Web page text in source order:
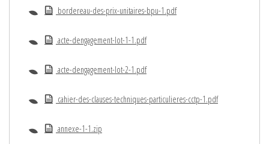
bordereau-des-prix-unitaires-bpu-1.pdf
acte-dengagement-lot-1-1.pdf
acte-dengagement-lot-2-1.pdf
cahier-des-clauses-techniques-particulieres-cctp-1.pdf
annexe-1-1.zip